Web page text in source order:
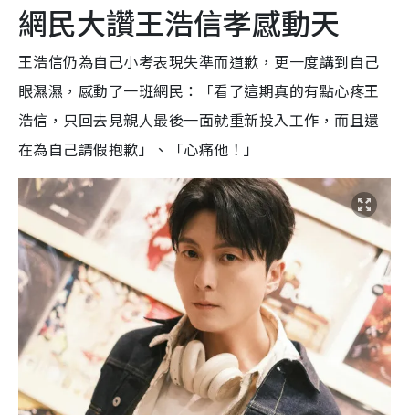
網民大讚王浩信孝感動天
王浩信仍為自己小考表現失準而道歉，更一度講到自己
眼濕濕，感動了一班網民：「看了這期真的有點心疼王
浩信，只回去見親人最後一面就重新投入工作，而且還
在為自己請假抱歉」、「心痛他！」